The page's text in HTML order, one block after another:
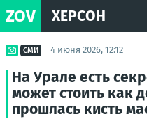
ZOV ХЕРСОН
СМИ 4 июня 2026, 12:12
На Урале есть
может стоить как
прошлась кисть